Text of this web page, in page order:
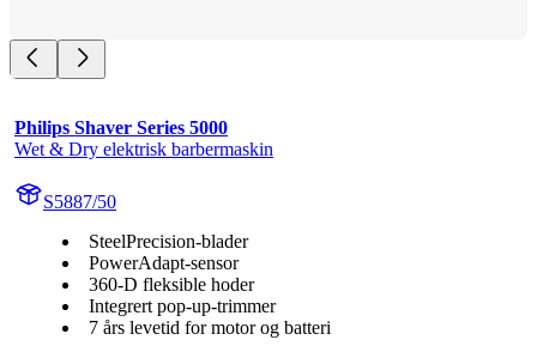
Philips Shaver Series 5000
Wet & Dry elektrisk barbermaskin
S5887/50
SteelPrecision-blader
PowerAdapt-sensor
360-D fleksible hoder
Integrert pop-up-trimmer
7 års levetid for motor og batteri